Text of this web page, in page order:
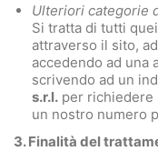
Ulteriori categorie
Si tratta di tutti
attraverso il sito,
accedendo ad una
scrivendo ad un
s.r.l. per richiedere
un nostro numero
3. Finalità del